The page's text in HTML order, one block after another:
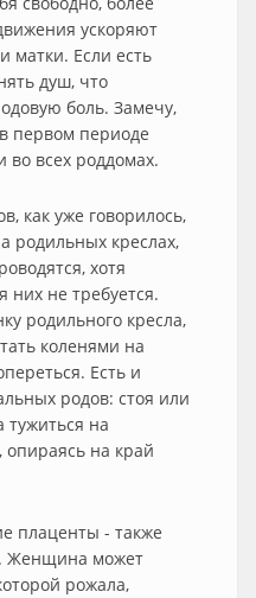
ускоряют
матки. Если есть
душ, что
боль. Замечу,
первом периоде
во всех роддомах.
как уже говорилось,
родильных креслах,
хотя
них не требуется.
родильного кресла,
коленями на
Есть и
родов: стоя или
тужиться на
опираясь на край
плаценты - также
Женщина может
рожала,